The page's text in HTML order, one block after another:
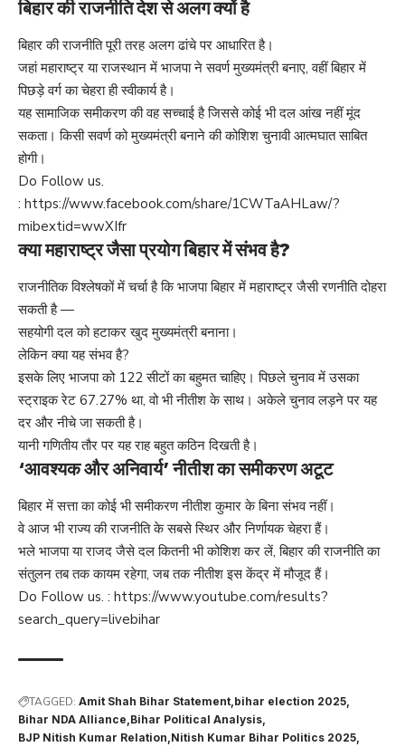
बिहार की राजनीति देश से अलग क्यों है
बिहार की राजनीति पूरी तरह अलग ढांचे पर आधारित है।
जहां महाराष्ट्र या राजस्थान में भाजपा ने सवर्ण मुख्यमंत्री बनाए, वहीं बिहार में
पिछड़े वर्ग का चेहरा ही स्वीकार्य है।
यह सामाजिक समीकरण की वह सच्चाई है जिससे कोई भी दल आंख नहीं मूंद
सकता। किसी सवर्ण को मुख्यमंत्री बनाने की कोशिश चुनावी आत्मघात साबित
होगी।
Do Follow us.
: https://www.facebook.com/share/1CWTaAHLaw/?
mibextid=wwXIfr
क्या महाराष्ट्र जैसा प्रयोग बिहार में संभव है?
राजनीतिक विश्लेषकों में चर्चा है कि भाजपा बिहार में महाराष्ट्र जैसी रणनीति दोहरा
सकती है —
सहयोगी दल को हटाकर खुद मुख्यमंत्री बनाना।
लेकिन क्या यह संभव है?
इसके लिए भाजपा को 122 सीटों का बहुमत चाहिए। पिछले चुनाव में उसका
स्ट्राइक रेट 67.27% था, वो भी नीतीश के साथ। अकेले चुनाव लड़ने पर यह
दर और नीचे जा सकती है।
यानी गणितीय तौर पर यह राह बहुत कठिन दिखती है।
‘आवश्यक और अनिवार्य’ नीतीश का समीकरण अटूट
बिहार में सत्ता का कोई भी समीकरण नीतीश कुमार के बिना संभव नहीं।
वे आज भी राज्य की राजनीति के सबसे स्थिर और निर्णायक चेहरा हैं।
भले भाजपा या राजद जैसे दल कितनी भी कोशिश कर लें, बिहार की राजनीति का
संतुलन तब तक कायम रहेगा, जब तक नीतीश इस केंद्र में मौजूद हैं।
Do Follow us. : https://www.youtube.com/results?
search_query=livebihar
TAGGED: Amit Shah Bihar Statement bihar election 2025
Bihar NDA Alliance Bihar Political Analysis
BJP Nitish Kumar Relation Nitish Kumar Bihar Politics 2025